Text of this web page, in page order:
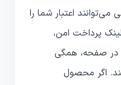
می‌توانند اعتبار شما را
پرداخت امن،
در صفحه، همگی
اگر محصول